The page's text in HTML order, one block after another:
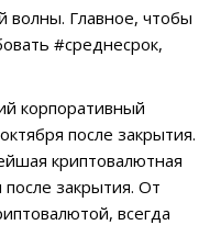
волны. Главное, чтобы
#среднесрок,
корпоративный
после закрытия.
криптовалютная
закрытия. От
всегда